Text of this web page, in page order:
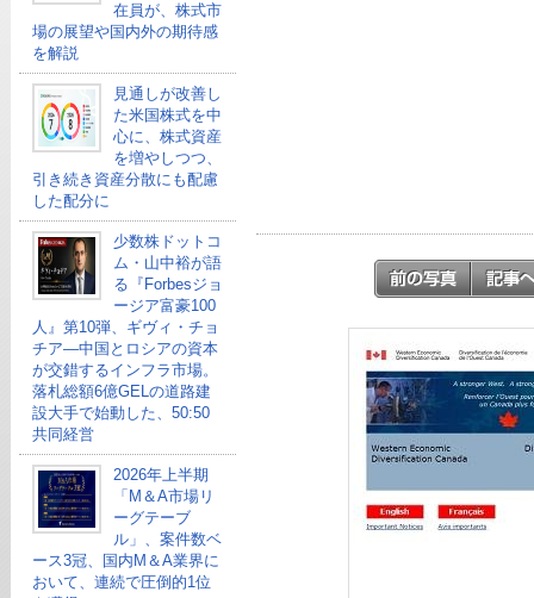
在員が、株式市
場の展望や国内外の期待感
を解説
見通しが改善し
た米国株式を中
心に、株式資産
を増やしつつ、
引き続き資産分散にも配慮
した配分に
少数株ドットコ
ム・山中裕が語
る『Forbesジョ
ージア富豪100
人』第10弾、ギヴィ・チョ
チア―中国とロシアの資本
が交錯するインフラ市場。
落札総額6億GELの道路建
設大手で始動した、50:50
共同経営
2026年上半期
「M＆A市場リ
ーグテーブ
ル」、案件数ベ
ース3冠、国内M＆A業界に
おいて、連続で圧倒的1位